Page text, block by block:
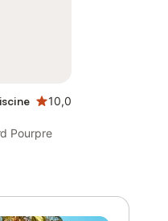
10,0
Pourpre